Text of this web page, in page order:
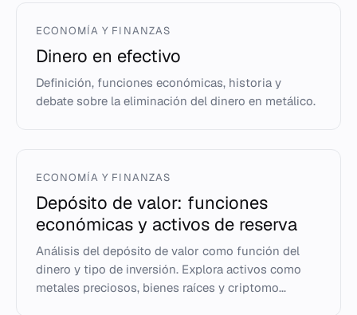
ECONOMÍA Y FINANZAS
Dinero en efectivo
Definición, funciones económicas, historia y
debate sobre la eliminación del dinero en metálico.
ECONOMÍA Y FINANZAS
Depósito de valor: funciones
económicas y activos de reserva
Análisis del depósito de valor como función del
dinero y tipo de inversión. Explora activos como
metales preciosos, bienes raíces y criptomo...